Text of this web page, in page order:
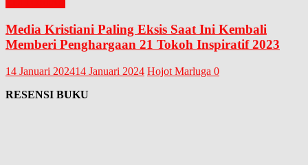
Media Kristiani Paling Eksis Saat Ini Kembali
Memberi Penghargaan 21 Tokoh Inspiratif 2023
14 Januari 202414 Januari 2024 Hojot Marluga 0
RESENSI BUKU